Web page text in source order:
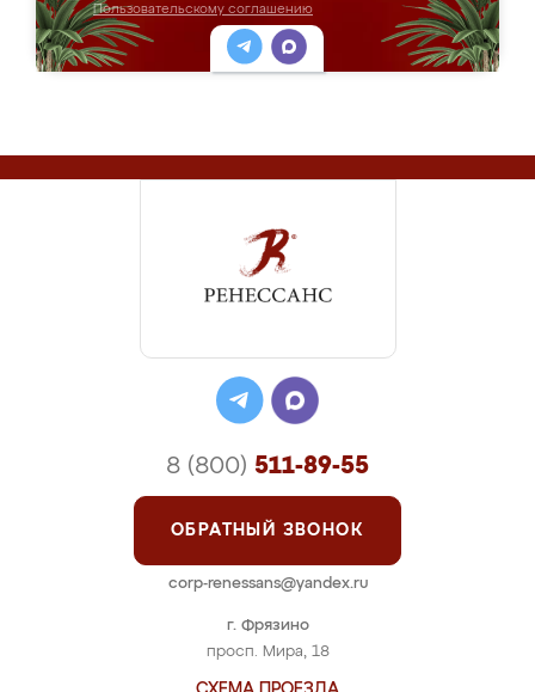
Пользовательскому соглашению
г. Фрязино
просп. Мира, 18
8 (800) 511-89-55
ОБРАТНЫЙ ЗВОНОК
corp-renessans@yandex.ru